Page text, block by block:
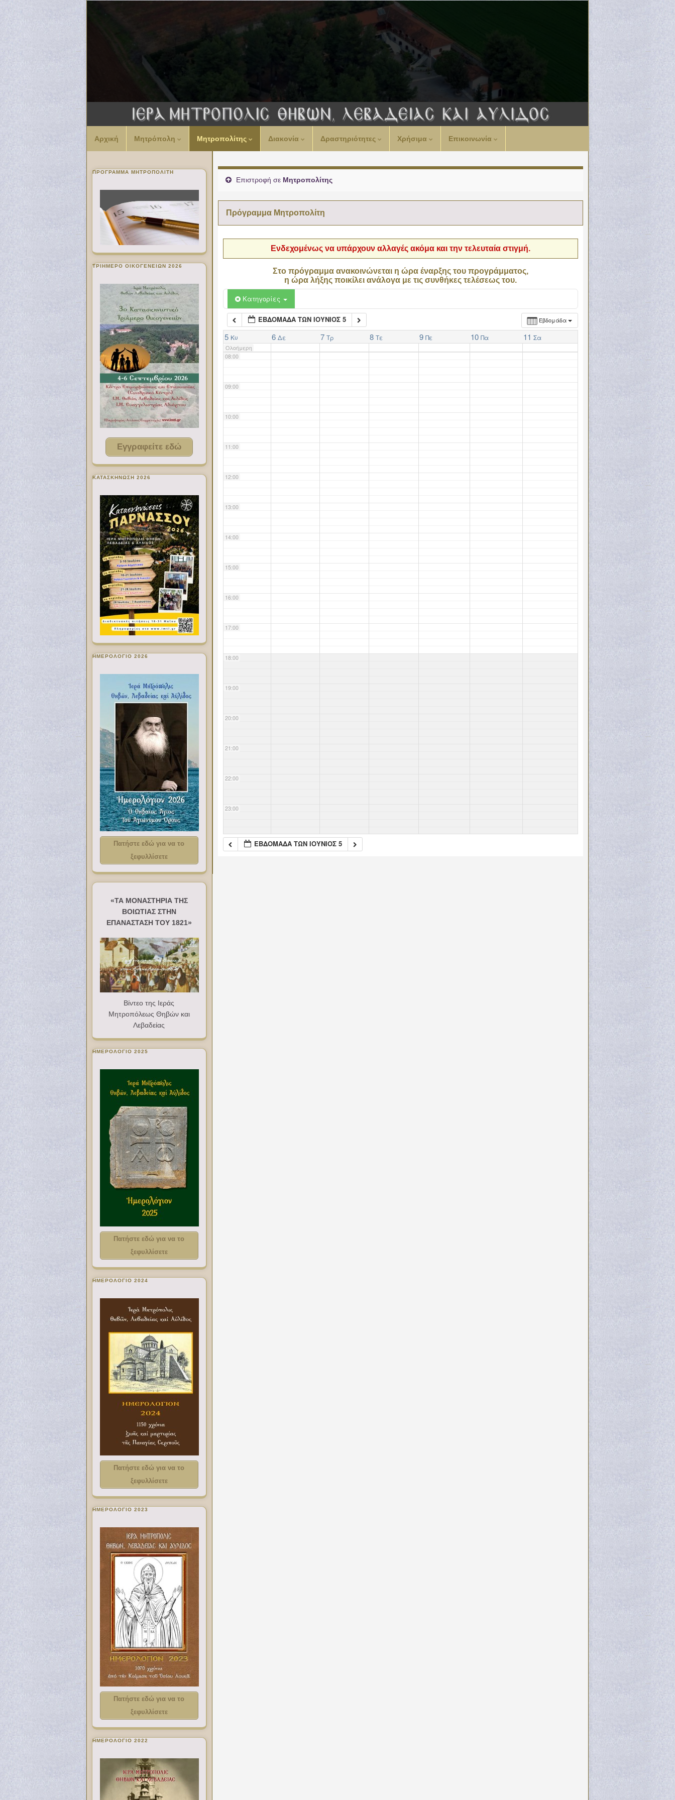
Αρχική Μητρόπολη Μητροπολίτης Διακονία Δραστηριότητες Χρήσιμα Επικοινωνία
Επιστροφή σε Μητροπολίτης
Πρόγραμμα Μητροπολίτη
Ενδεχομένως να υπάρχουν αλλαγές ακόμα και την τελευταία στιγμή.
Στο πρόγραμμα ανακοινώνεται η ώρα έναρξης του προγράμματος,
η ώρα λήξης ποικίλει ανάλογα με τις συνθήκες τελέσεως του.
Κατηγορίες
Εβδομάδα
ΕΒΔΟΜΆΔΑ ΤΩΝ ΙΟΎΝΙΟΣ 5
5 Κυ 6 Δε 7 Τρ 8 Τε 9 Πε 10 Πα 11 Σα
Ολοήμερη
00:00
02:00
06:00
07:00
08:00
09:00
10:00
11:00
12:00
13:00
14:00
15:00
16:00
17:00
18:00
19:00
20:00
21:00
22:00
23:00
ΕΒΔΟΜΆΔΑ ΤΩΝ ΙΟΎΝΙΟΣ 5
ΠΡΌΓΡΑΜΜΑ ΜΗΤΡΟΠΟΛΊΤΗ
ΤΡΙΗΜΕΡΟ ΟΙΚΟΓΕΝΕΙΩΝ 2026
Εγγραφείτε εδώ
ΚΑΤΑΣΚΗΝΩΣΗ 2026
ΗΜΕΡΟΛΟΓΙΟ 2026
Πατήστε εδώ για να το
ξεφυλλίσετε
«ΤΑ ΜΟΝΑΣΤΗΡΙΑ ΤΗΣ
ΒΟΙΩΤΙΑΣ ΣΤΗΝ
ΕΠΑΝΑΣΤΑΣΗ ΤΟΥ 1821»
Βίντεο της Ιεράς
Μητροπόλεως Θηβών και
Λεβαδείας
ΗΜΕΡΟΛΟΓΙΟ 2025
Πατήστε εδώ για να το
ξεφυλλίσετε
ΗΜΕΡΟΛΟΓΙΟ 2024
Πατήστε εδώ για να το
ξεφυλλίσετε
ΗΜΕΡΟΛΟΓΙΟ 2023
Πατήστε εδώ για να το
ξεφυλλίσετε
ΗΜΕΡΟΛΟΓΙΟ 2022